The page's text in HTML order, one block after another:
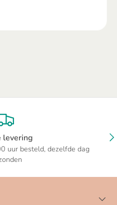
levering
uur besteld, dezelfde dag